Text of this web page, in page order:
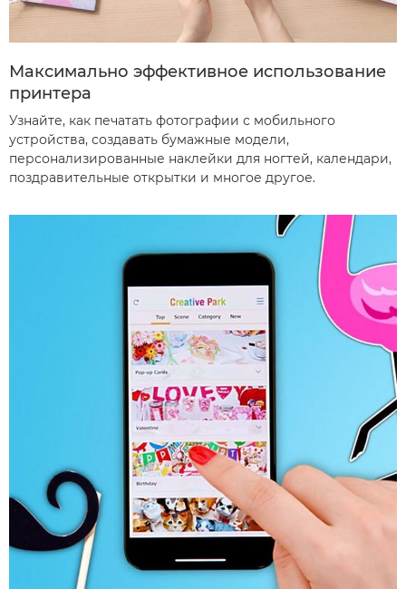
Максимально эффективное использование
принтера
Узнайте, как печатать фотографии с мобильного
устройства, создавать бумажные модели,
персонализированные наклейки для ногтей, календари,
поздравительные открытки и многое другое.